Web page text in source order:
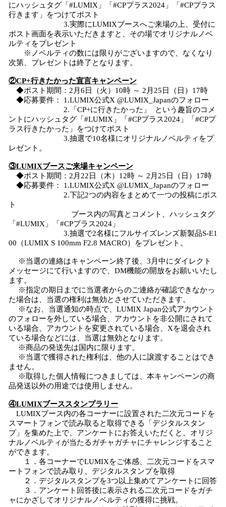
にハッシュタグ「#LUMIX」「#CPプラス2024」「#CPプラス
行きます」をつけてポスト
3.実際にLUMIXブースへご来場の上、受付に
ポスト画面を表示いただきますと、その場でオリジナルノベ
ルティをプレゼント
※ノベルティの数には限りがございますので、なくなり
次第、プレゼントは終了となります。
②CP+行きたかった宣言キャンペーン
◆ポスト期間：2月6日（火）10時 ～ 2月25日（日）17時
◆応募要件： 1.LUMIX公式X @LUMIX_Japanのフォロー
2.「CP+に行きたかった」 という趣旨のコメ
ントにハッシュタグ「#LUMIX」「#CPプラス2024」「#CPプ
ラス行きたかった」をつけてポスト
3.抽選で10名様にオリジナルノベルティをプ
レゼント。
③LUMIXブースご来場キャンペーン
◆ポスト期間：2月22日（木）12時 ～ 2月25日（日）17時
◆応募要件： 1.LUMIX公式X @LUMIX_Japanのフォロー
2.下記2つの内容をまとめて一つの投稿にポス
ト
ブース内の写真とコメント、ハッシュタグ
「#LUMIX」「#CPプラス2024」
3.抽選で2名様にフルサイズレンズ新製品S-E1
00（LUMIX S 100mm F2.8 MACRO）をプレゼント。
※当選の連絡はキャンペーン終了後、3月中にダイレクト
メッセージにて行いますので、DM機能の開放をお願いいたし
ます。
※指定の期日までに当選者からのご連絡が確認できなかっ
た場合は、当選の権利は無効とさせていただきます。
※なお、当選通知の時点で、LUMIX Japan公式アカウント
のフォローを外している場合、アカウントを非公開にされて
いる場合、アカウントを変更されている場合、Xを退会され
ている場合などには、当選は無効となります。
※商品の発送先は国内に限ります。
※当選で獲得された権利は、他の人に譲渡することはでき
ません。
※取得した個人情報につきましては、本キャンペーンの商
品発送以外の用途では使用しません。
④LUMIXブーススタンプラリー
LUMIXブース内の各コーナーに設置された二次元コードを
スマートフォンで読み取ると取得できる「デジタルスタン
プ」を集めた上で、アンケートにお答えいただくと、オリジ
ナルノベルティが当たるガチャガチャにチャレンジすること
ができます。
１．各コーナーでLUMIXをご体感、二次元コードをスマ
ートフォンで読み取り、デジタルスタンプを取得
２．デジタルスタンプを3つ以上集めてアンケートに回答
３．アンケート回答後に表示される二次元コードをガチ
ャにかざしてオリジナルノベルティの獲得に挑戦。